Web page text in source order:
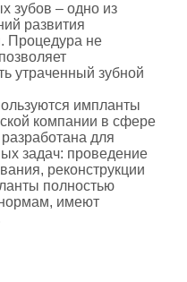
зубов – одно из
развития
Процедура не
утраченный зубной
импланты
компании в сфере
для
задач: проведение
реконструкции
полностью
имеют